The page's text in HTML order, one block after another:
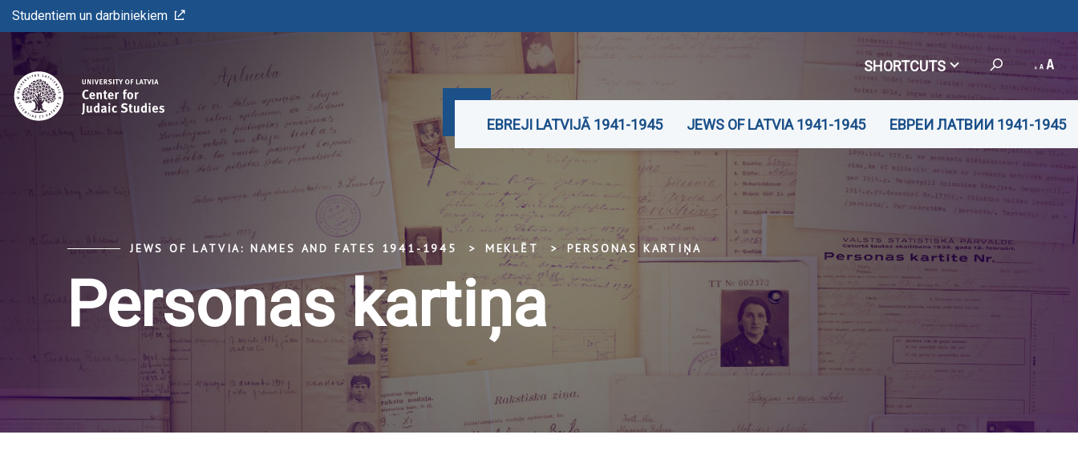
Studentiem un darbiniekiem
SHORTCUTS
EBREJI LATVIJĀ 1941-1945 JEWS OF LATVIA 1941-1945 ЕВРЕИ ЛАТВИИ 1941-1945
JEWS OF LATVIA: NAMES AND FATES 1941-1945 MEKLĒT PERSONAS KARTIŅA
Personas kartiņa